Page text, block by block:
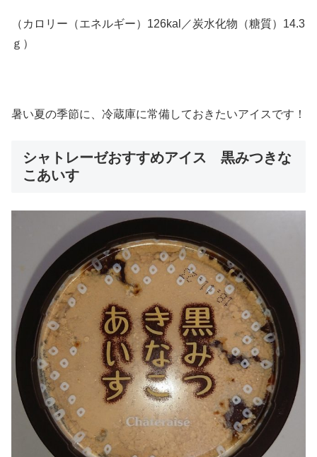
（カロリー（エネルギー）126kal／炭水化物（糖質）14.3
ｇ）
暑い夏の季節に、冷蔵庫に常備しておきたいアイスです！
シャトレーゼおすすめアイス 黒みつきな
こあいす